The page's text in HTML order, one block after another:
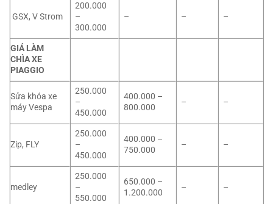
GSX, V Strom
200.000
–
300.000
– – –
GIÁ LÀM
CHÌA XE
PIAGGIO
Sửa khóa xe
máy Vespa
250.000
–
450.000
400.000 –
800.000
– –
Zip, FLY
250.000
–
450.000
400.000 –
750.000
– –
medley
250.000
–
550.000
650.000 –
1.200.000
– –